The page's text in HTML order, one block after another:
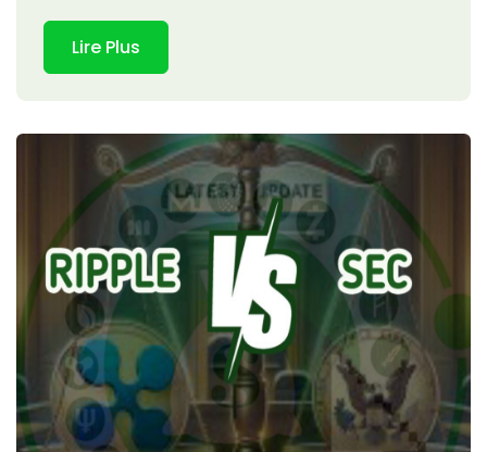
Lire Plus